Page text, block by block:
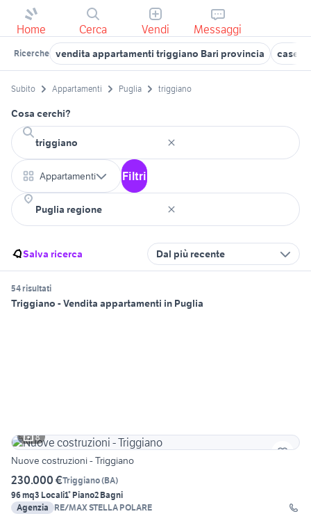
Home Cerca Vendi Messaggi
Ricerche vendita appartamenti triggiano Bari provincia case
Subito Appartamenti Puglia triggiano
Cosa cerchi?
Appartamenti Filtri
Salva ricerca Dal più recente
54 risultati
Triggiano - Vendita appartamenti in Puglia
8
Nuove costruzioni - Triggiano
230.000 €Triggiano(BA)
96 mq3 Locali1° Piano2 Bagni
Agenzia
RE/MAX STELLA POLARE